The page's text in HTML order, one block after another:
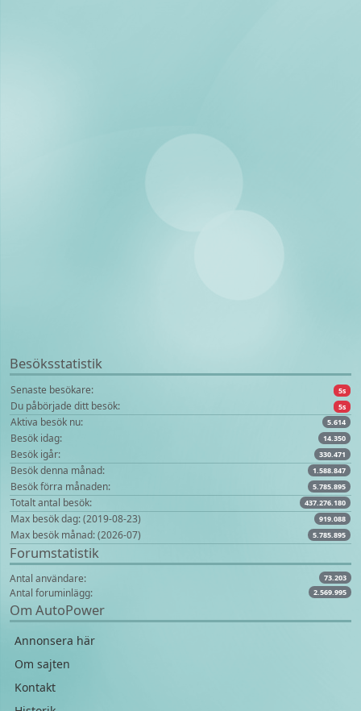
Besöksstatistik
Senaste besökare: 5s
Du påbörjade ditt besök: 5s
Aktiva besök nu: 5.614
Besök idag: 14.350
Besök igår: 330.471
Besök denna månad: 1.588.847
Besök förra månaden: 5.785.895
Totalt antal besök: 437.276.180
Max besök dag: (2019-08-23) 919.088
Max besök månad: (2026-07) 5.785.895
Forumstatistik
Antal användare: 73.203
Antal foruminlägg: 2.569.995
Om AutoPower
Annonsera här
Om sajten
Kontakt